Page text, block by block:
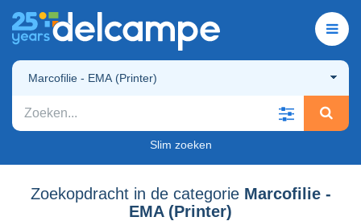
Marcofilie - EMA (Printer)
Slim zoeken
Zoekopdracht in de categorie Marcofilie -
EMA (Printer)